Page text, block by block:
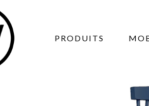
PRODUITS